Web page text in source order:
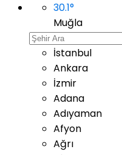
30.1°
Muğla
İstanbul
Ankara
İzmir
Adana
Adıyaman
Afyon
Ağrı